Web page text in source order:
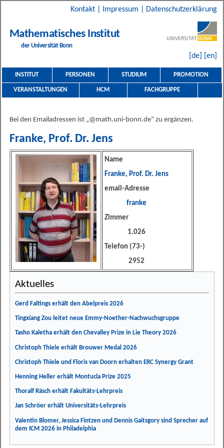
Kontakt Impressum Datenschutzerklärung
Mathematisches Institut
der Universität Bonn
[de] [en]
INSTITUT PERSONEN STUDIUM PROMOTION
VERANSTALTUNGEN HCM FACHGRUPPE
Bei den Emailadressen ist „@math.uni-bonn.de“ zu ergänzen.
Franke, Prof. Dr. Jens
Name
Franke, Prof. Dr. Jens
email-Adresse
franke
Zimmer
1.026
Telefon (73-)
2952
Aktuelles
Gerd Faltings erhält den Abelpreis 2026
Tingxiang Zou leitet neue Emmy-Noether-Nachwuchsgruppe
Tasho Kaletha erhält den Chevalley Prize in Lie Theory 2026
Christoph Thiele erhält Brouwer Medal 2026
Christoph Thiele und Floris van Doorn erhalten ERC Synergy Grant
Henning Heller erhält Montucla Prize 2025
Thoralf Räsch erhält Fakultäts-Lehrpreis
Jan Schröer erhält Universitäts-Lehrpreis
Valentin Blomer, Jessica Fintzen und Dennis Gaitsgory sind Sprecher auf
dem ICM 2026 in Philadelphia